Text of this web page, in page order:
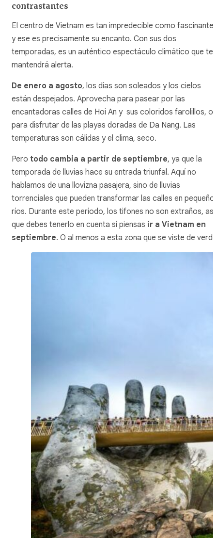
contrastantes
El centro de Vietnam es tan impredecible como fascinante,
y ese es precisamente su encanto. Con sus dos
temporadas, es un auténtico espectáculo climático que te
mantendrá alerta.
De enero a agosto, los días son soleados y los cielos
están despejados. Aprovecha para pasear por las
encantadoras calles de Hoi An y sus coloridos farolillos, o
para disfrutar de las playas doradas de Da Nang. Las
temperaturas son cálidas y el clima, seco.
Pero todo cambia a partir de septiembre, ya que la
temporada de lluvias hace su entrada triunfal. Aquí no
hablamos de una llovizna pasajera, sino de lluvias
torrenciales que pueden transformar las calles en
ríos. Durante este periodo, los tifones no son extraños, así
que debes tenerlo en cuenta si piensas ir a Vietnam en
septiembre. O al menos a esta zona que se viste de